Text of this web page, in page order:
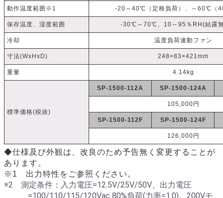
動作温度範囲※1 -20～40℃（定格負荷）、～60℃（
保存温度、湿度範囲 -30℃～70℃、10～95％RH(結露
冷却 温度負荷連動ファン
寸法(WxHxD) 248×83×421mm
重量 4.14kg
標準価格(税抜)
SP-1500-112A SP-1500-124A
105,000円
SP-1500-112F SP-1500-124F
126,000円
◆仕様及び外観は、改良のため予告無く変更することが
あります。
※1 出力特性をご参照ください。
※2 測定条件：入力電圧=12.5V/25V/50V、出力電圧
=100/110/115/120Vac 80%負荷(力率=1.0)。200Vモ